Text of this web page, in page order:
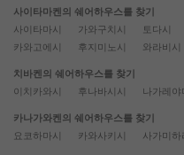
사이타마켄의 쉐어하우스를 찾기
사이타마시
가와구치시 토다시
카와고에시
후지미노시 와라비시
치바켄의 쉐어하우스를 찾기
이치카와시
후나바시시 나가레야
카나가와켄의 쉐어하우스를 찾기
요코하마시
카와사키시 사가미하